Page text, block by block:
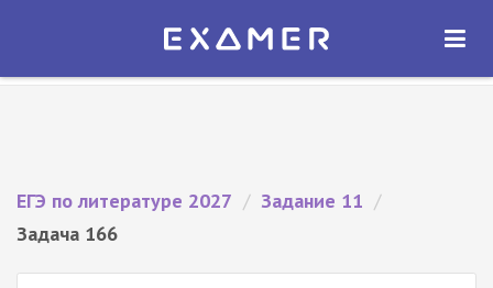
Экзамер — ЕГЭ 2027
ОТКРЫТЬ
ЕГЭ по литературе 2027 / Задание 11 /
Задача 166